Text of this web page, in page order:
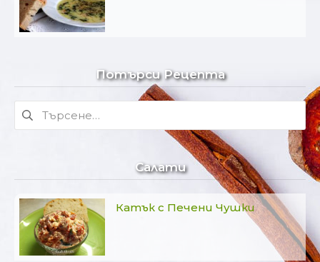
Потърси Рецепта
Търсене
за:
Салати
Катък с Печени Чушки